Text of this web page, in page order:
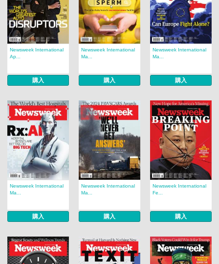
Newsweek International
Ap...
購入
Newsweek International
Ma...
購入
Newsweek International
Ma...
購入
Newsweek International
Ma...
購入
Newsweek International
Ma...
購入
Newsweek International
Fe...
購入